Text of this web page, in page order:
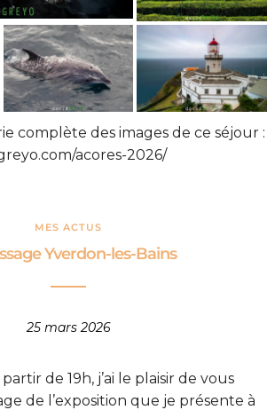
complète des images de ce séjour :
acores-2026/
MES ACTUS
Yverdon-les-Bains
25 mars 2026
de 19h, j’ai le plaisir de vous
de l’exposition que je présente à